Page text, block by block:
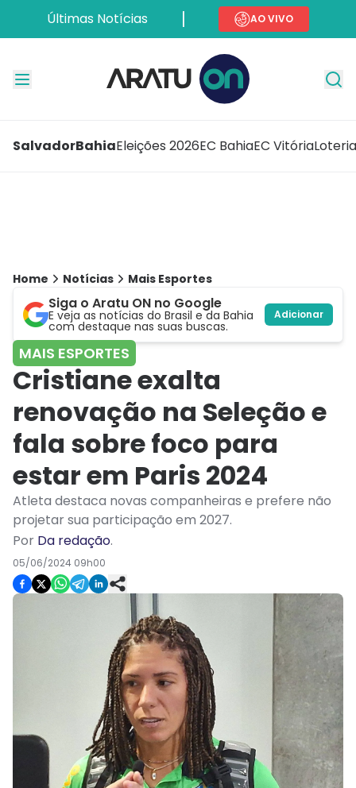
Últimas Notícias AO VIVO
SalvadorBahiaEleições 2026EC BahiaEC Vitória
Home Notícias Mais Esportes
Siga o Aratu ON no Google
E veja as notícias do Brasil e da Bahia
com destaque nas suas buscas.
Adicionar
MAIS ESPORTES
Cristiane exalta
renovação na Seleção e
fala sobre foco para
estar em Paris 2024
Atleta destaca novas companheiras e prefere não
projetar sua participação em 2027.
Por Da redação.
05/06/2024 09h00